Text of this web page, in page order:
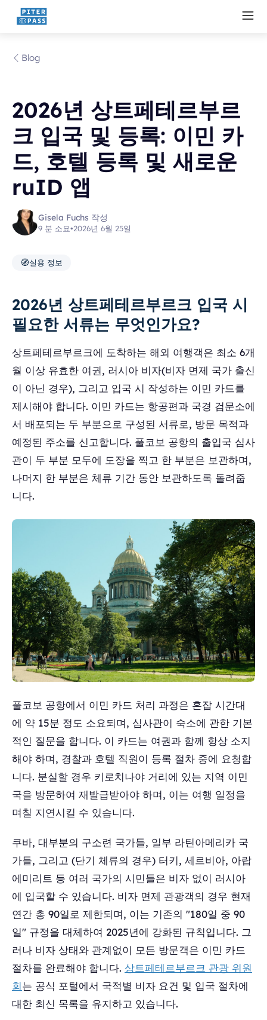
Blog
2026년 상트페테르부르
크 입국 및 등록: 이민 카
드, 호텔 등록 및 새로운
ruID 앱
Gisela Fuchs 작성
9 분 소요•2026년 6월 25일
🧭실용 정보
2026년 상트페테르부르크 입국 시
필요한 서류는 무엇인가요?
상트페테르부르크에 도착하는 해외 여행객은 최소 6개
월 이상 유효한 여권, 러시아 비자(비자 면제 국가 출신
이 아닌 경우), 그리고 입국 시 작성하는 이민 카드를
제시해야 합니다. 이민 카드는 항공편과 국경 검문소에
서 배포되는 두 부분으로 구성된 서류로, 방문 목적과
예정된 주소를 신고합니다. 풀코보 공항의 출입국 심사
관이 두 부분 모두에 도장을 찍고 한 부분은 보관하며,
나머지 한 부분은 체류 기간 동안 보관하도록 돌려줍
니다.
풀코보 공항에서 이민 카드 처리 과정은 혼잡 시간대
에 약 15분 정도 소요되며, 심사관이 숙소에 관한 기본
적인 질문을 합니다. 이 카드는 여권과 함께 항상 소지
해야 하며, 경찰과 호텔 직원이 등록 절차 중에 요청합
니다. 분실할 경우 키로치나야 거리에 있는 지역 이민
국을 방문하여 재발급받아야 하며, 이는 여행 일정을
며칠 지연시킬 수 있습니다.
쿠바, 대부분의 구소련 국가들, 일부 라틴아메리카 국
가들, 그리고 (단기 체류의 경우) 터키, 세르비아, 아랍
에미리트 등 여러 국가의 시민들은 비자 없이 러시아
에 입국할 수 있습니다. 비자 면제 관광객의 경우 현재
연간 총 90일로 제한되며, 이는 기존의 "180일 중 90
일" 규정을 대체하여 2025년에 강화된 규칙입니다. 그
러나 비자 상태와 관계없이 모든 방문객은 이민 카드
절차를 완료해야 합니다. 상트페테르부르크 관광 위원
회는 공식 포털에서 국적별 비자 요건 및 입국 절차에
대한 최신 목록을 유지하고 있습니다.